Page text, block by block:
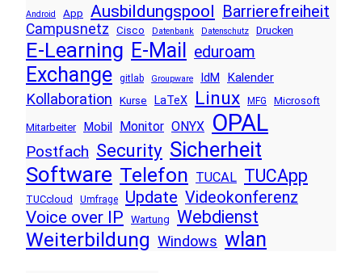
Android App Ausbildungspool Barrierefreiheit
Campusnetz Cisco Datenbank Datenschutz Drucken
E-Learning E-Mail eduroam
Exchange gitlab Groupware IdM Kalender
Kollaboration Kurse LaTeX Linux MFG Microsoft
Mitarbeiter Mobil Monitor ONYX OPAL
Postfach Security Sicherheit
Software Telefon TUCAL TUCApp
TUCcloud Umfrage Update Videokonferenz
Voice over IP Wartung Webdienst
Weiterbildung Windows wlan